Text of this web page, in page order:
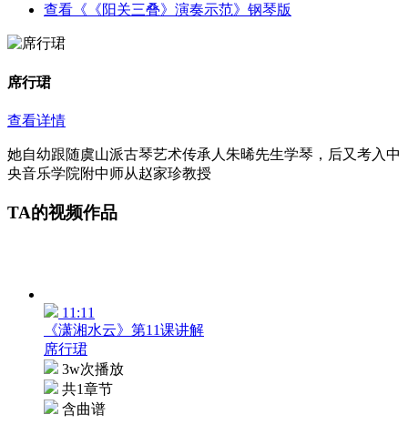
查看《《阳关三叠》演奏示范》钢琴版
席行珺
查看详情
她自幼跟随虞山派古琴艺术传承人朱晞先生学琴，后又考入中
央音乐学院附中师从赵家珍教授
TA的视频作品
11:11
《潇湘水云》第11课讲解
席行珺
3w次播放
共1章节
含曲谱